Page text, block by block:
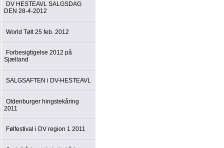
DV HESTEAVL SALGSDAG
DEN 28-4-2012
World Tølt 25 feb. 2012
Forbesigtigelse 2012 på
Sjælland
SALGSAFTEN i DV-HESTEAVL
Oldenburger hingstekåring
2011
Følfestival i DV region 1 2011